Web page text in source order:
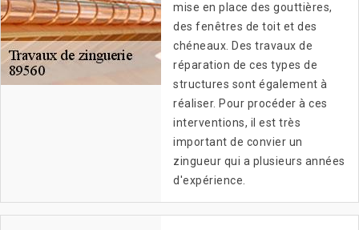
mise en place des gouttières,
des fenêtres de toit et des
chéneaux. Des travaux de
réparation de ces types de
structures sont également à
réaliser. Pour procéder à ces
interventions, il est très
important de convier un
zingueur qui a plusieurs années
d'expérience.